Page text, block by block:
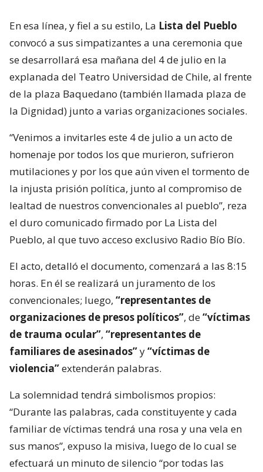
En esa línea, y fiel a su estilo, La Lista del Pueblo
convocó a sus simpatizantes a una ceremonia que
se desarrollará esa mañana del 4 de julio en la
explanada del Teatro Universidad de Chile, al frente
de la plaza Baquedano (también llamada plaza de
la Dignidad) junto a varias organizaciones sociales.
“Venimos a invitarles este 4 de julio a un acto de
homenaje por todos los que murieron, sufrieron
mutilaciones y por los que aún viven el tormento de
la injusta prisión política, junto al compromiso de
lealtad de nuestros convencionales al pueblo”, reza
el duro comunicado firmado por La Lista del
Pueblo, al que tuvo acceso exclusivo Radio Bío Bío.
El acto, detalló el documento, comenzará a las 8:15
horas. En él se realizará un juramento de los
convencionales; luego, “representantes de
organizaciones de presos políticos”, de“víctimas
de trauma ocular”, “representantes de
familiares de asesinados”y“víctimas de
violencia”extenderán palabras.
La solemnidad tendrá simbolismos propios:
“Durante las palabras, cada constituyente y cada
familiar de víctimas tendrá una rosa y una vela en
sus manos”, expuso la misiva, luego de lo cual se
efectuará un minuto de silencio “por todas las